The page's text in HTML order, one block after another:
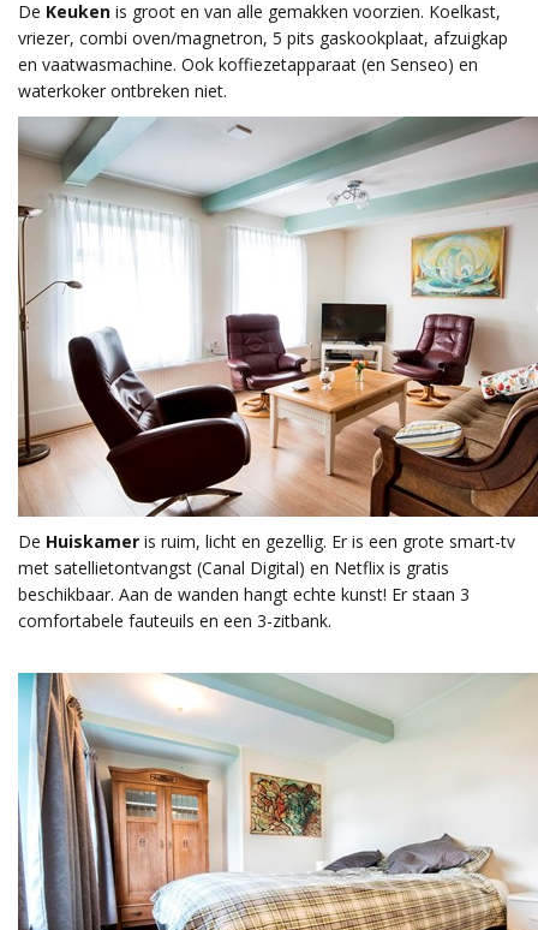
De Keuken is groot en van alle gemakken voorzien. Koelkast,
vriezer, combi oven/magnetron, 5 pits gaskookplaat, afzuigkap
en vaatwasmachine. Ook koffiezetapparaat (en Senseo) en
waterkoker ontbreken niet.
De Huiskamer is ruim, licht en gezellig. Er is een grote smart-tv
met satellietontvangst (Canal Digital) en Netflix is gratis
beschikbaar. Aan de wanden hangt echte kunst! Er staan 3
comfortabele fauteuils en een 3-zitbank.